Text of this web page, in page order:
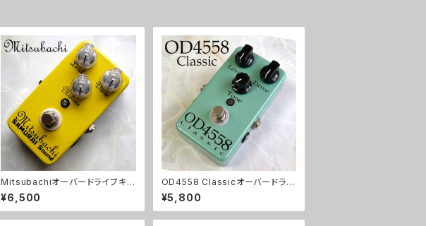
Mitsubachiオーバードライブキッ
ト【BASIC KIT】
¥6,500
OD4558 Classicオーバードライ
ブキット【BASIC KIT】
¥5,800